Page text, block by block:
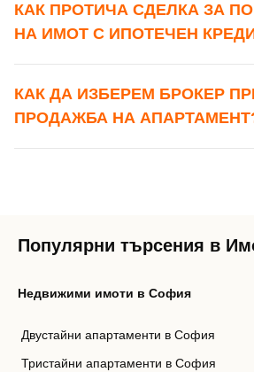
Вход с
КАК ПРОТИЧА СДЕЛКА ЗА
НА ИМОТ С ИПОТЕЧЕН
КАК ДА ИЗБЕРЕМ БРОКЕР
ПРОДАЖБА НА
Популярни търсения в
Недвижими имоти в София
Двустайни апартаменти в София
Тристайни апартаменти в София